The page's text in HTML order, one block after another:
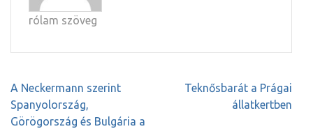
rólam szöveg
Bejegyzés
navigáció
A Neckermann szerint
Spanyolország,
Görögország és Bulgária a
Teknősbarát a Prágai
állatkertben